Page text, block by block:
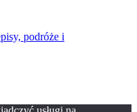
podróże i